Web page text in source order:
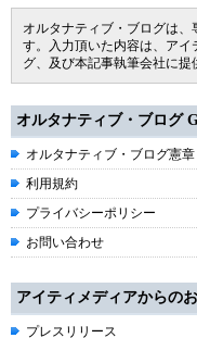
オルタナティブ・ブログは
す。入力頂いた内容は、アイ
グ、及び本記事執筆会社に提
オルタナティブ・ブログ
オルタナティブ・ブログ憲章
利用規約
プライバシーポリシー
お問い合わせ
アイティメディアからの
プレスリリース